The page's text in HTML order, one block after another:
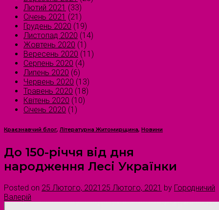
Лютий 2021 (33)
Січень 2021 (21)
Грудень 2020 (19)
Листопад 2020 (14)
Жовтень 2020 (1)
Вересень 2020 (11)
Серпень 2020 (4)
Липень 2020 (6)
Червень 2020 (13)
Травень 2020 (18)
Квітень 2020 (10)
Січень 2020 (1)
Краєзнавчий блог, Літературна Житомирщина, Новини
До 150-річчя від дня
народження Лесі Українки
Posted on 25 Лютого, 2021 25 Лютого, 2021 by Городничий
Валерій